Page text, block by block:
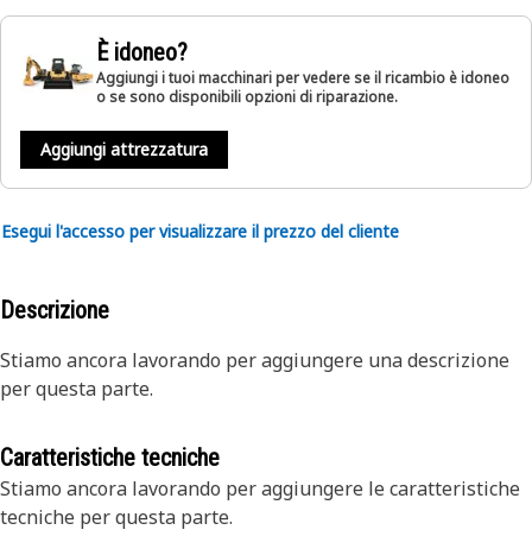
È idoneo?
Aggiungi i tuoi macchinari per vedere se il ricambio è idoneo
o se sono disponibili opzioni di riparazione.
Aggiungi attrezzatura
Esegui l'accesso per visualizzare il prezzo del cliente
Descrizione
Stiamo ancora lavorando per aggiungere una descrizione
per questa parte.
Caratteristiche tecniche
Stiamo ancora lavorando per aggiungere le caratteristiche
tecniche per questa parte.